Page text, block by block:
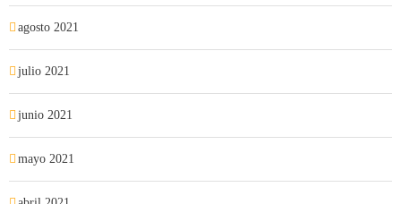
agosto 2021
julio 2021
junio 2021
mayo 2021